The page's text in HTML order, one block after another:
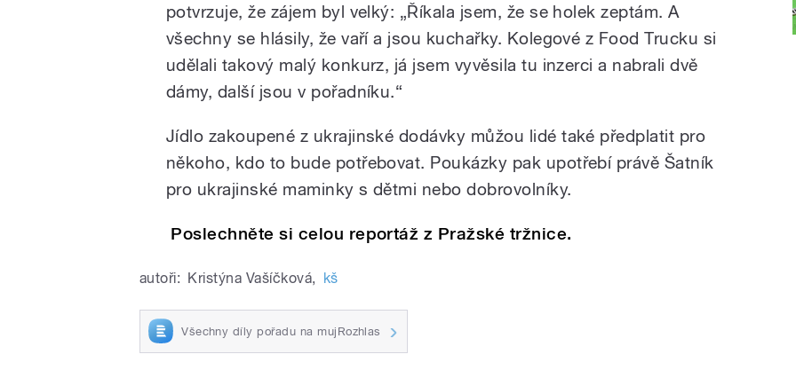
potvrzuje, že zájem byl velký: „Říkala jsem, že se holek zeptám. A
všechny se hlásily, že vaří a jsou kuchařky. Kolegové z Food Trucku si
udělali takový malý konkurz, já jsem vyvěsila tu inzerci a nabrali dvě
dámy, další jsou v pořadníku.“
Jídlo zakoupené z ukrajinské dodávky můžou lidé také předplatit pro
někoho, kdo to bude potřebovat. Poukázky pak upotřebí právě Šatník
pro ukrajinské maminky s dětmi nebo dobrovolníky.
Poslechněte si celou reportáž z Pražské tržnice.
autoři: Kristýna Vašíčková, kš
Všechny díly pořadu na mujRozhlas